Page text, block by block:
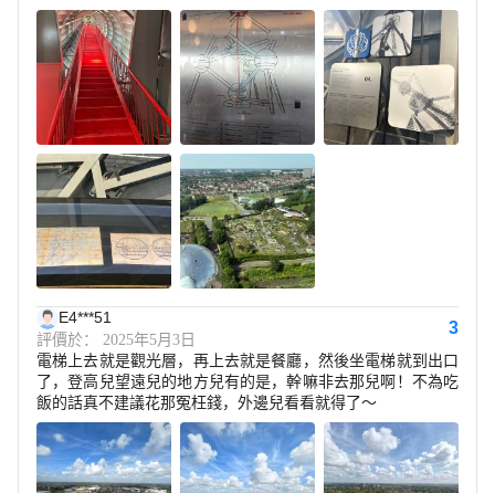
E4***51
評價於： 2025年5月3日
3
電梯上去就是觀光層，再上去就是餐廳，然後坐電梯就到出口
了，登高兒望遠兒的地方兒有的是，幹嘛非去那兒啊！不為吃
飯的話真不建議花那冤枉錢，外邊兒看看就得了～